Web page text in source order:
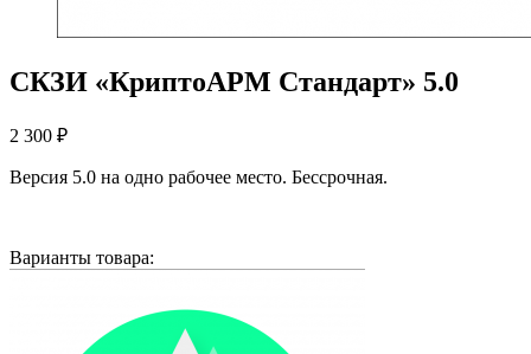
СКЗИ «КриптоАРМ Стандарт» 5.0
2 300 ₽
Версия 5.0 на одно рабочее место. Бессрочная.
Варианты товара: